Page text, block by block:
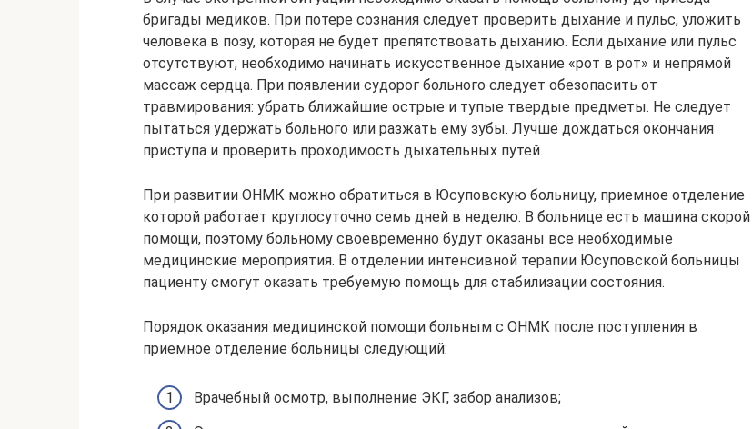
бригады медиков. При потере сознания следует проверить дыхание и пульс, уложить
человека в позу, которая не будет препятствовать дыханию. Если дыхание или пульс
отсутствуют, необходимо начинать искусственное дыхание «рот в рот» и непрямой
массаж сердца. При появлении судорог больного следует обезопасить от
травмирования: убрать ближайшие острые и тупые твердые предметы. Не следует
пытаться удержать больного или разжать ему зубы. Лучше дождаться окончания
приступа и проверить проходимость дыхательных путей.
При развитии ОНМК можно обратиться в Юсуповскую больницу, приемное отделение
которой работает круглосуточно семь дней в неделю. В больнице есть машина скорой
помощи, поэтому больному своевременно будут оказаны все необходимые
медицинские мероприятия. В отделении интенсивной терапии Юсуповской больницы
пациенту смогут оказать требуемую помощь для стабилизации состояния.
Порядок оказания медицинской помощи больным с ОНМК после поступления в
приемное отделение больницы следующий:
Врачебный осмотр, выполнение ЭКГ, забор анализов;